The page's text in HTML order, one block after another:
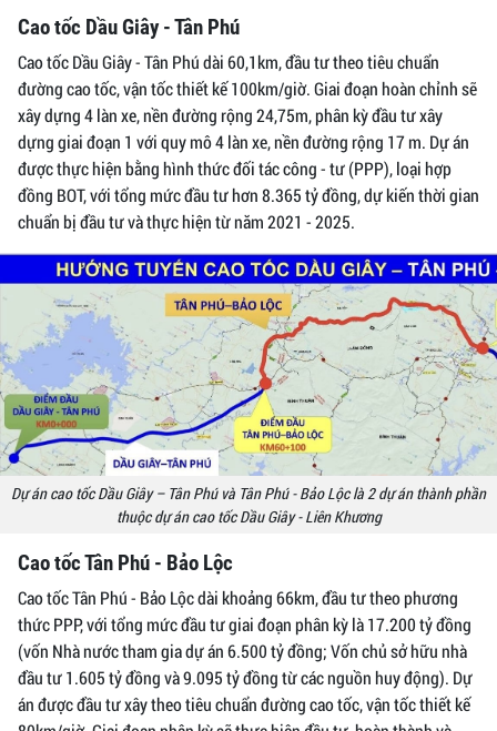
Cao tốc Dầu Giây - Tân Phú
Cao tốc Dầu Giây - Tân Phú dài 60,1km, đầu tư theo tiêu chuẩn
đường cao tốc, vận tốc thiết kế 100km/giờ. Giai đoạn hoàn chỉnh sẽ
xây dựng 4 làn xe, nền đường rộng 24,75m, phân kỳ đầu tư xây
dựng giai đoạn 1 với quy mô 4 làn xe, nền đường rộng 17 m. Dự án
được thực hiện bằng hình thức đối tác công - tư (PPP), loại hợp
đồng BOT, với tổng mức đầu tư hơn 8.365 tỷ đồng, dự kiến thời gian
chuẩn bị đầu tư và thực hiện từ năm 2021 - 2025.
Dự án cao tốc Dầu Giây – Tân Phú và Tân Phú - Bảo Lộc là 2 dự án thành phần
thuộc dự án cao tốc Dầu Giây - Liên Khương
Cao tốc Tân Phú - Bảo Lộc
Cao tốc Tân Phú - Bảo Lộc dài khoảng 66km, đầu tư theo phương
thức PPP, với tổng mức đầu tư giai đoạn phân kỳ là 17.200 tỷ đồng
(vốn Nhà nước tham gia dự án 6.500 tỷ đồng; Vốn chủ sở hữu nhà
đầu tư 1.605 tỷ đồng và 9.095 tỷ đồng từ các nguồn huy động). Dự
án được đầu tư xây theo tiêu chuẩn đường cao tốc, vận tốc thiết kế